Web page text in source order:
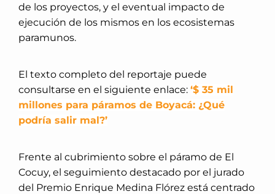
de los proyectos, y el eventual impacto de
ejecución de los mismos en los ecosistemas
paramunos.
El texto completo del reportaje puede
consultarse en el siguiente enlace: ‘$ 35 mil
millones para páramos de Boyacá: ¿Qué
podría salir mal?’
Frente al cubrimiento sobre el páramo de El
Cocuy, el seguimiento destacado por el jurado
del Premio Enrique Medina Flórez está centrado